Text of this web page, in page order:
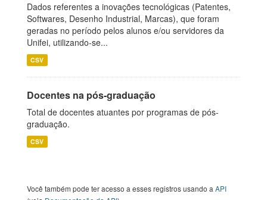
Dados referentes a inovações tecnológicas (Patentes,
Softwares, Desenho Industrial, Marcas), que foram
geradas no período pelos alunos e/ou servidores da
Unifei, utilizando-se...
CSV
Docentes na pós-graduação
Total de docentes atuantes por programas de pós-
graduação.
CSV
Você também pode ter acesso a esses registros usando a API